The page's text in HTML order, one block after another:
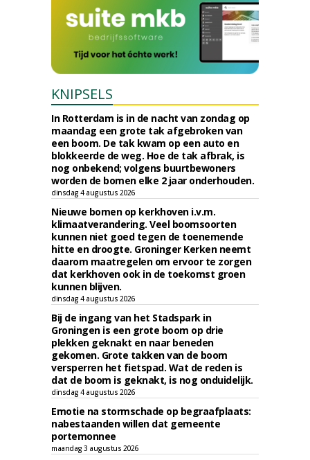
KNIPSELS
In Rotterdam is in de nacht van zondag op
maandag een grote tak afgebroken van
een boom. De tak kwam op een auto en
blokkeerde de weg. Hoe de tak afbrak, is
nog onbekend; volgens buurtbewoners
worden de bomen elke 2 jaar onderhouden.
dinsdag 4 augustus 2026
Nieuwe bomen op kerkhoven i.v.m.
klimaatverandering. Veel boomsoorten
kunnen niet goed tegen de toenemende
hitte en droogte. Groninger Kerken neemt
daarom maatregelen om ervoor te zorgen
dat kerkhoven ook in de toekomst groen
kunnen blijven.
dinsdag 4 augustus 2026
Bij de ingang van het Stadspark in
Groningen is een grote boom op drie
plekken geknakt en naar beneden
gekomen. Grote takken van de boom
versperren het fietspad. Wat de reden is
dat de boom is geknakt, is nog onduidelijk.
dinsdag 4 augustus 2026
Emotie na stormschade op begraafplaats:
nabestaanden willen dat gemeente
portemonnee
maandag 3 augustus 2026